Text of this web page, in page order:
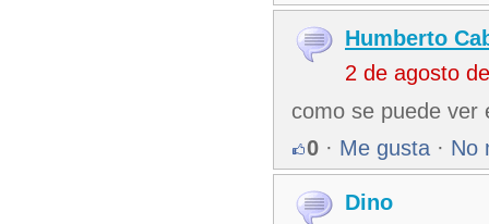
Humberto
2 de agosto
como se puede ver
0 · Me gusta · No
Dino